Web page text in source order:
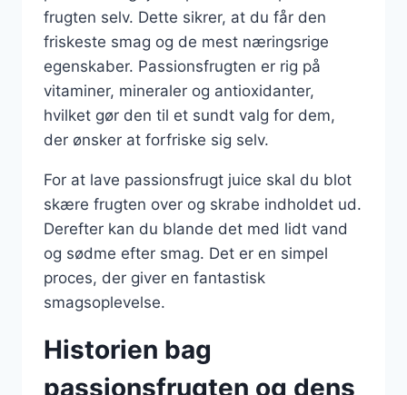
frugten selv. Dette sikrer, at du får den
friskeste smag og de mest næringsrige
egenskaber. Passionsfrugten er rig på
vitaminer, mineraler og antioxidanter,
hvilket gør den til et sundt valg for dem,
der ønsker at forfriske sig selv.
For at lave passionsfrugt juice skal du blot
skære frugten over og skrabe indholdet ud.
Derefter kan du blande det med lidt vand
og sødme efter smag. Det er en simpel
proces, der giver en fantastisk
smagsoplevelse.
Historien bag
passionsfrugten og dens